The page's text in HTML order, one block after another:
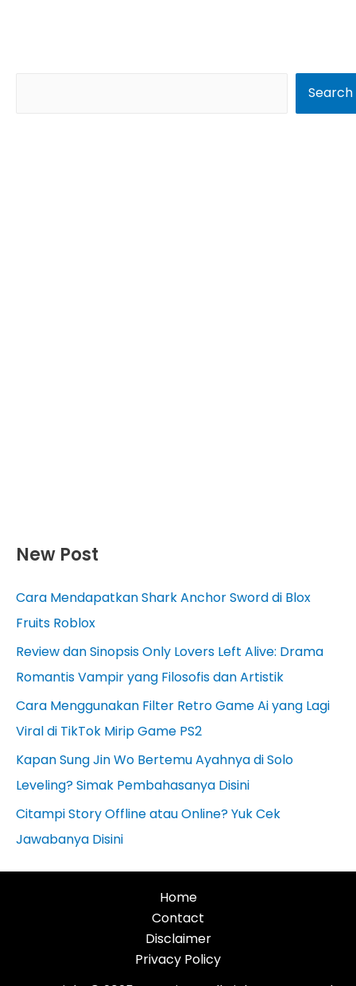
Search
New Post
Cara Mendapatkan Shark Anchor Sword di Blox
Fruits Roblox
Review dan Sinopsis Only Lovers Left Alive: Drama
Romantis Vampir yang Filosofis dan Artistik
Cara Menggunakan Filter Retro Game Ai yang Lagi
Viral di TikTok Mirip Game PS2
Kapan Sung Jin Wo Bertemu Ayahnya di Solo
Leveling? Simak Pembahasanya Disini
Citampi Story Offline atau Online? Yuk Cek
Jawabanya Disini
Home
Contact
Disclaimer
Privacy Policy